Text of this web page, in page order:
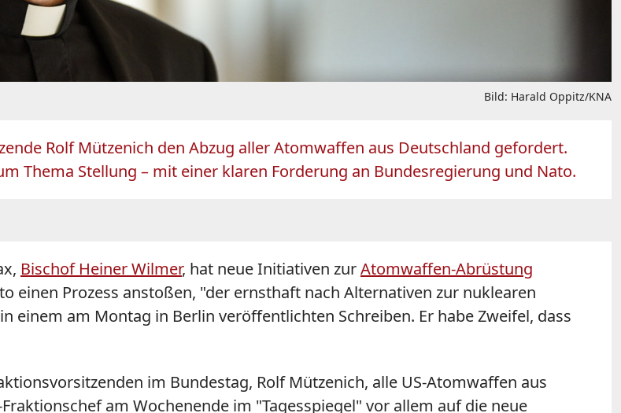
Bild: Harald Oppitz/KNA
Rolf Mützenich den Abzug aller Atomwaffen aus Deutschland gefordert.
Thema Stellung – mit einer klaren Forderung an Bundesregierung und Nato.
Bischof Heiner Wilmer, hat neue Initiativen zurAtomwaffen-Abrüstung
einen Prozess anstoßen, "der ernsthaft nach Alternativen zur nuklearen
einem am Montag in Berlin veröffentlichten Schreiben. Er habe Zweifel, dass
im Bundestag, Rolf Mützenich, alle US-Atomwaffen aus
am Wochenende im "Tagesspiegel" vor allem auf die neue